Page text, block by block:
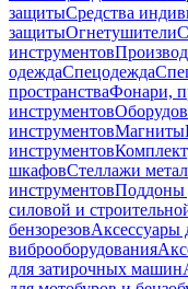
защитыСредства
защитыОгнетушители
инструментов
одеждаСпецодежда
пространстваФонари,
инструментов
инструментовМагниты
инструментов
шкафовСтеллажи
инструментовПоддоны
силовой и
бензорезовАксессуары
виброоборудования
для затирочных машин